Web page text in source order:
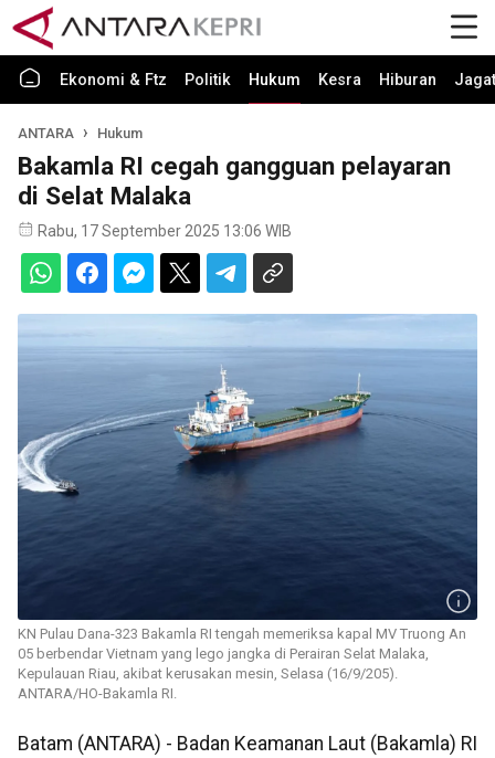
Ekonomi & Ftz Politik Hukum Kesra Hiburan Jagat
ANTARA Hukum
Bakamla RI cegah gangguan pelayaran
di Selat Malaka
Rabu, 17 September 2025 13:06 WIB
KN Pulau Dana-323 Bakamla RI tengah memeriksa kapal MV Truong An
05 berbendar Vietnam yang lego jangka di Perairan Selat Malaka,
Kepulauan Riau, akibat kerusakan mesin, Selasa (16/9/205).
ANTARA/HO-Bakamla RI.
Batam (ANTARA) - Badan Keamanan Laut (Bakamla) RI